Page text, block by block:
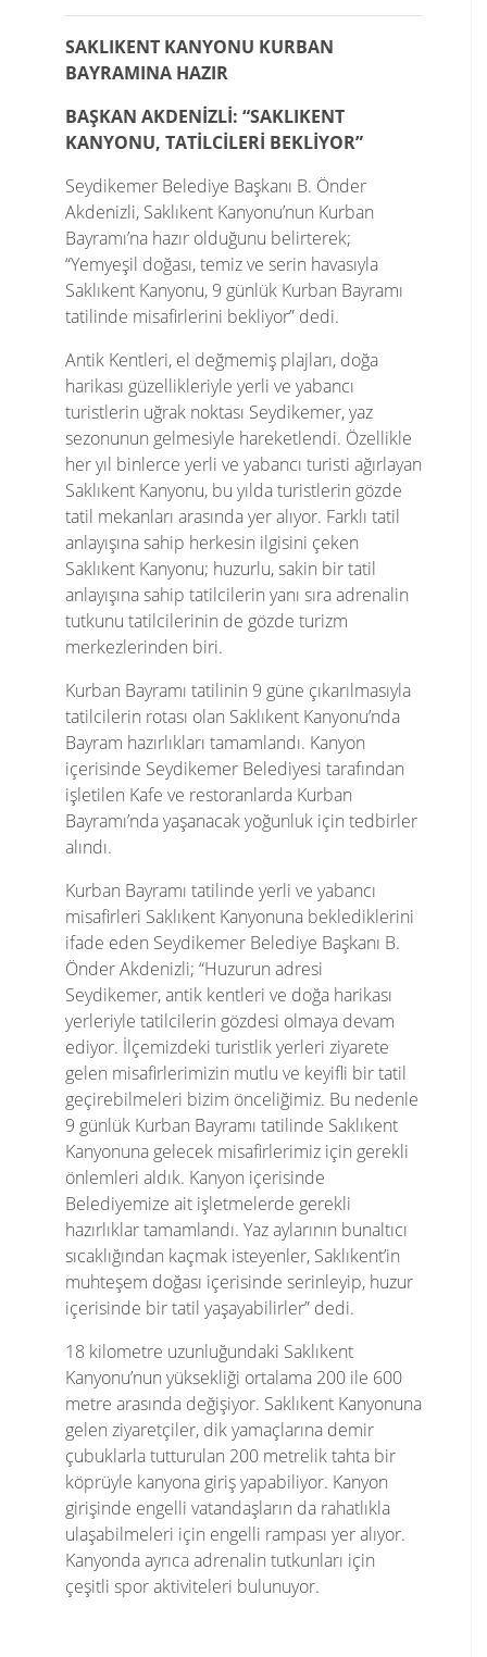
SAKLIKENT KANYONU KURBAN
BAYRAMINA HAZIR
BAŞKAN AKDENİZLİ: “SAKLIKENT
KANYONU, TATİLCİLERİ BEKLİYOR”
Seydikemer Belediye Başkanı B. Önder
Akdenizli, Saklıkent Kanyonu’nun Kurban
Bayramı’na hazır olduğunu belirterek;
“Yemyeşil doğası, temiz ve serin havasıyla
Saklıkent Kanyonu, 9 günlük Kurban Bayramı
tatilinde misafirlerini bekliyor” dedi.
Antik Kentleri, el değmemiş plajları, doğa
harikası güzellikleriyle yerli ve yabancı
turistlerin uğrak noktası Seydikemer, yaz
sezonunun gelmesiyle hareketlendi. Özellikle
her yıl binlerce yerli ve yabancı turisti ağırlayan
Saklıkent Kanyonu, bu yılda turistlerin gözde
tatil mekanları arasında yer alıyor. Farklı tatil
anlayışına sahip herkesin ilgisini çeken
Saklıkent Kanyonu; huzurlu, sakin bir tatil
anlayışına sahip tatilcilerin yanı sıra adrenalin
tutkunu tatilcilerinin de gözde turizm
merkezlerinden biri.
Kurban Bayramı tatilinin 9 güne çıkarılmasıyla
tatilcilerin rotası olan Saklıkent Kanyonu’nda
Bayram hazırlıkları tamamlandı. Kanyon
içerisinde Seydikemer Belediyesi tarafından
işletilen Kafe ve restoranlarda Kurban
Bayramı’nda yaşanacak yoğunluk için tedbirler
alındı.
Kurban Bayramı tatilinde yerli ve yabancı
misafirleri Saklıkent Kanyonuna beklediklerini
ifade eden Seydikemer Belediye Başkanı B.
Önder Akdenizli; “Huzurun adresi
Seydikemer, antik kentleri ve doğa harikası
yerleriyle tatilcilerin gözdesi olmaya devam
ediyor. İlçemizdeki turistlik yerleri ziyarete
gelen misafirlerimizin mutlu ve keyifli bir tatil
geçirebilmeleri bizim önceliğimiz. Bu nedenle
9 günlük Kurban Bayramı tatilinde Saklıkent
Kanyonuna gelecek misafirlerimiz için gerekli
önlemleri aldık. Kanyon içerisinde
Belediyemize ait işletmelerde gerekli
hazırlıklar tamamlandı. Yaz aylarının bunaltıcı
sıcaklığından kaçmak isteyenler, Saklıkent’in
muhteşem doğası içerisinde serinleyip, huzur
içerisinde bir tatil yaşayabilirler” dedi.
18 kilometre uzunluğundaki Saklıkent
Kanyonu’nun yüksekliği ortalama 200 ile 600
metre arasında değişiyor. Saklıkent Kanyonuna
gelen ziyaretçiler, dik yamaçlarına demir
çubuklarla tutturulan 200 metrelik tahta bir
köprüyle kanyona giriş yapabiliyor. Kanyon
girişinde engelli vatandaşların da rahatlıkla
ulaşabilmeleri için engelli rampası yer alıyor.
Kanyonda ayrıca adrenalin tutkunları için
çeşitli spor aktiviteleri bulunuyor.